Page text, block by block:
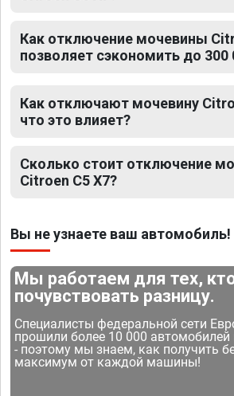
Как отключение мочевины
позволяет сэкономить до 300
Как отключают мочевину
что это влияет?
Сколько стоит отключение
Citroen C5 X7?
Вы не узнаете ваш автомобиль!
Мы работаем для тех,
почувствовать разницу.
Специалисты федеральной сети
прошили более 10 000
- поэтому мы знаем, как получить
максимум от каждой машины!